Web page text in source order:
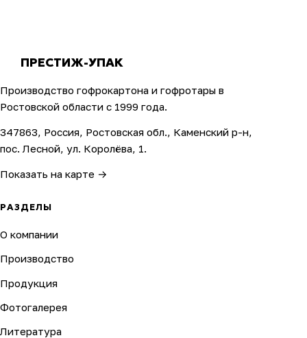
ПРЕСТИЖ-УПАК
Производство гофрокартона и гофротары в
Ростовской области с 1999 года.
347863, Россия, Ростовская обл., Каменский р-н,
пос. Лесной, ул. Королёва, 1.
Показать на карте →
РАЗДЕЛЫ
О компании
Производство
Продукция
Фотогалерея
Литература